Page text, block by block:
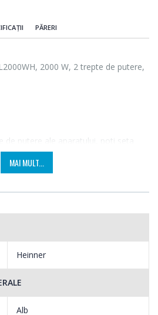
PĂRERI
2000 W, 2 trepte de putere,
putere ale aparatului, poti seta
datorita termostatului ajustabil,
cand nivelul de incalzire
MAI MULT...
Heinner
Alb